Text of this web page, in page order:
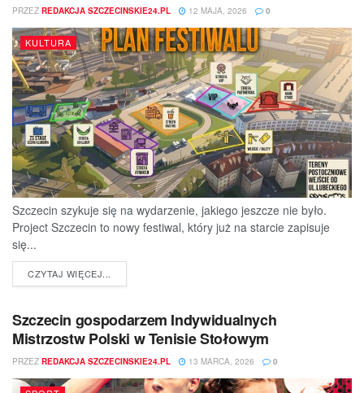
PRZEZ REDAKCJA SZCZECINSKIE24.PL 12 MAJA, 2026 0
KULTURA
Szczecin szykuje się na wydarzenie, jakiego jeszcze nie było.
Project Szczecin to nowy festiwal, który już na starcie zapisuje
się...
CZYTAJ WIĘCEJ...
Szczecin gospodarzem Indywidualnych
Mistrzostw Polski w Tenisie Stołowym
PRZEZ REDAKCJA SZCZECINSKIE24.PL 13 MARCA, 2026 0